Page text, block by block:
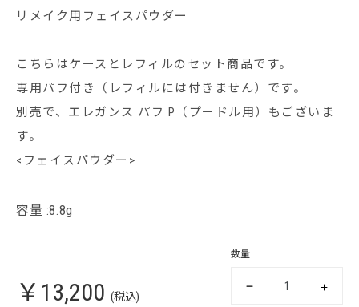
リメイク用フェイスパウダー
こちらはケースとレフィルのセット商品です。
専用パフ付き（レフィルには付きません）です。
別売で、エレガンス パフ P（プードル用）もございま
す。
<フェイスパウダー>
容量 :8.8g
￥13,200 (税込)
数量